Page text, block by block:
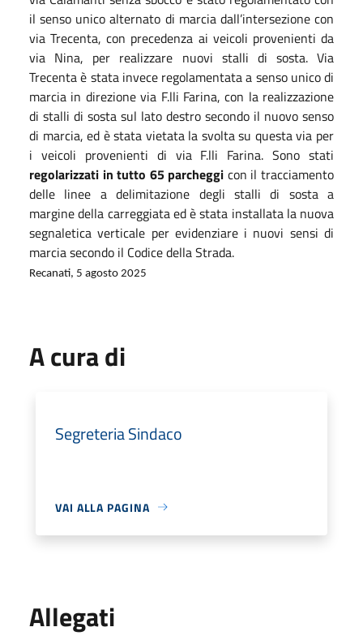
il senso unico alternato di marcia dall’intersezione con
via Trecenta, con precedenza ai veicoli provenienti da
via Nina, per realizzare nuovi stalli di sosta. Via
Trecenta è stata invece regolamentata a senso unico di
marcia in direzione via F.lli Farina, con la realizzazione
di stalli di sosta sul lato destro secondo il nuovo senso
di marcia, ed è stata vietata la svolta su questa via per
i veicoli provenienti di via F.lli Farina. Sono stati
regolarizzati in tutto 65 parcheggi con il tracciamento
delle linee a delimitazione degli stalli di sosta a
margine della carreggiata ed è stata installata la nuova
segnaletica verticale per evidenziare i nuovi sensi di
marcia secondo il Codice della Strada.
Recanati, 5 agosto 2025
A cura di
Segreteria Sindaco
VAI ALLA PAGINA
Allegati